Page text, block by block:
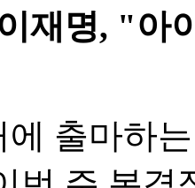
재명, "아
에 출마하